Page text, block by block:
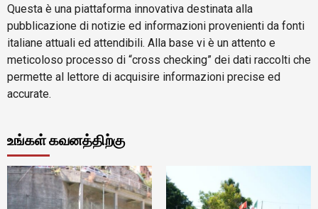
Questa è una piattaforma innovativa destinata alla
pubblicazione di notizie ed informazioni provenienti da fonti
italiane attuali ed attendibili. Alla base vi è un attento e
meticoloso processo di “cross checking” dei dati raccolti che
permette al lettore di acquisire informazioni precise ed
accurate.
உங்கள் கவனத்திற்கு